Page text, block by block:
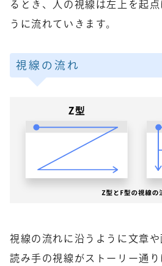
るとき、人の視線は左上を起
うに流れていきます。
視線の流れ
視線の流れに沿うように文章や
読み手の視線がストーリー通